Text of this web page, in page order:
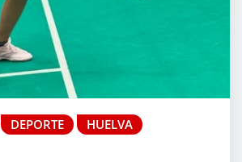
DEPORTE
HUELVA